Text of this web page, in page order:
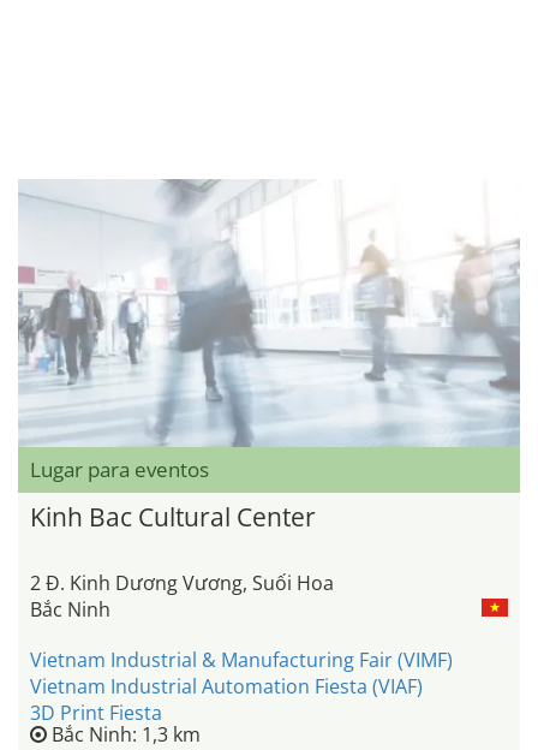
Lugar para eventos
Kinh Bac Cultural Center
2 Đ. Kinh Dương Vương, Suối Hoa
Bắc Ninh
Vietnam Industrial & Manufacturing Fair (VIMF)
Vietnam Industrial Automation Fiesta (VIAF)
3D Print Fiesta
Bắc Ninh: 1,3 km